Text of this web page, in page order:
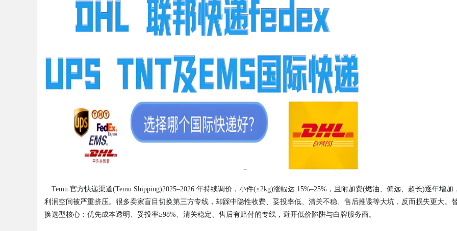
!
Temu 官方快递渠道(Temu Shipping)2025–2026 年持续调价，小件(≤2kg)涨幅达 15%–25%，且附加费(燃油、偏远、超长)逐年增加，
利润空间被严重挤压。很多卖家盲目切换第三方专线，却踩中隐性收费、妥投率低、清关不稳、售后推诿等大坑，反而损失更大。
换选型核心：优先成本透明、妥投率≥98%、清关稳定、售后有赔付的专线，避开低价陷阱与白牌服务商。